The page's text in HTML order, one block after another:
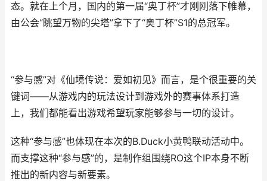
态。就在上个月，国内的第一届“奥丁杯”才刚刚落下帷幕，
由公会“眺望万物的尖塔”拿下了“奥丁杯”S1的总冠军。
“参与感”对《仙境传说：爱如初见》而言，是个很重要的关
键词——从游戏内的玩法设计到游戏外的赛事体系打造
上，我们都能看出游戏希望玩家能够参与一切的设计。
这种“参与感”也体现在本次的B.Duck小黄鸭联动活动中。
而支撑这种“参与感”的，是制作组围绕RO这个IP本身不断
推出的新内容与新要素。